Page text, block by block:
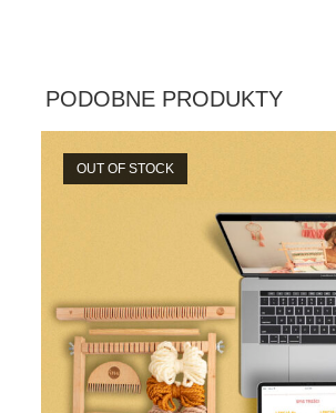
PODOBNE PRODUKTY
OUT OF STOCK